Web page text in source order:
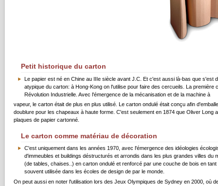
Petit historique du carton
Le papier est né en Chine au IIIe siècle avant J.C. Et c'est aussi là-bas que
atypique du carton: à Hong-Kong on l'utilise pour faire des cercueils. La
Révolution Industrielle. Avec l'émergence de la mécanisation et de la machine à
vapeur, le carton était de plus en plus utilisé. Le carton ondulé était conçu afin
doublure pour les chapeaux à haute forme. C'est seulement en 1874 que Oliver Long
plaques de papier cartonné.
Le carton comme matériau de décoration
C'est uniquement dans les années 1970, avec l'émergence des idéologies
d'immeubles et buildings déstructurés et arrondis dans les plus grandes villes du
(de tables, chaises..) en carton ondulé et renforcé par une couche de bois en
souvent utilisée dans les écoles de design de par le monde.
On peut aussi en noter l'utilisation lors des Jeux Olympiques de Sydney en 2000, où